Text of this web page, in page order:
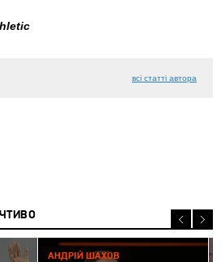
всі статті автора
АНДРІЙ ШАХОВ